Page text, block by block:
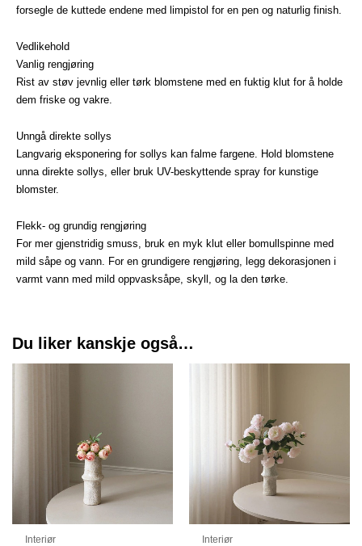
forsegle de kuttede endene med limpistol for en pen og naturlig finish.
Vedlikehold
Vanlig rengjøring
Rist av støv jevnlig eller tørk blomstene med en fuktig klut for å holde
dem friske og vakre.
Unngå direkte sollys
Langvarig eksponering for sollys kan falme fargene. Hold blomstene
unna direkte sollys, eller bruk UV-beskyttende spray for kunstige
blomster.
Flekk- og grundig rengjøring
For mer gjenstridig smuss, bruk en myk klut eller bomullspinne med
mild såpe og vann. For en grundigere rengjøring, legg dekorasjonen i
varmt vann med mild oppvasksåpe, skyll, og la den tørke.
Du liker kanskje også…
Interiør Interiør